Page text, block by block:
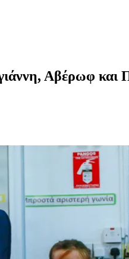
Αβέρωφ και